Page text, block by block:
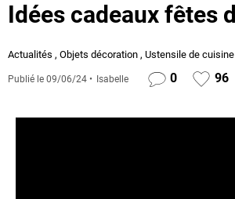
Idées cadeaux fêtes
Actualités , Objets décoration , Ustensile de cuisine
Publié le 09/06/24 Isabelle 0 96